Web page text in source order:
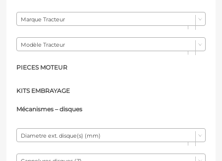
Marque Tracteur
Modèle Tracteur
PIECES MOTEUR
KITS EMBRAYAGE
Mécanismes – disques
Diametre ext. disque(s) (mm)